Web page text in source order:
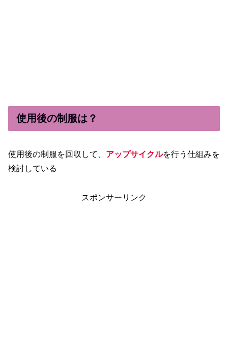
使用後の制服は？
使用後の制服を回収して、 アップサイクルを行う仕組みを
検討している
スポンサーリンク